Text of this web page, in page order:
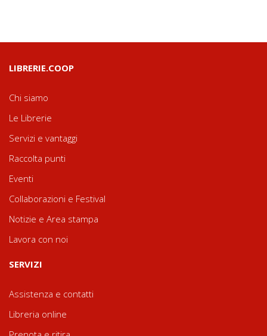
LIBRERIE.COOP
Chi siamo
Le Librerie
Servizi e vantaggi
Raccolta punti
Eventi
Collaborazioni e Festival
Notizie e Area stampa
Lavora con noi
SERVIZI
Assistenza e contatti
Libreria online